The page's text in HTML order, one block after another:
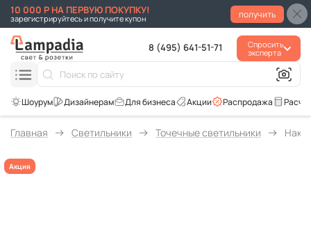
10 000 Р НА ПЕРВУЮ ПОКУПКУ!
зарегистрируйтесь и получите купон получить
8 (495) 641-51-71
Спросить
эксперта
Распродажа
Акции
Для бизнеса
Главная Светильники Точечные светильники